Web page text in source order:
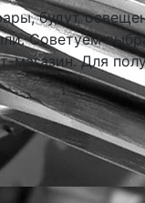
будут
Советуем
Для